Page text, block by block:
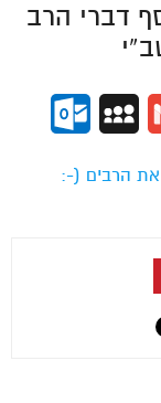
דברי הרב
Gmail
MySpace
את הרבים (-: